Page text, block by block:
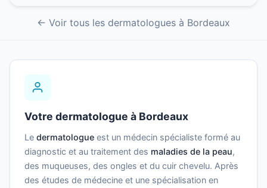
← Voir tous les dermatologues à Bordeaux
Votre dermatologue à Bordeaux
Le dermatologue est un médecin spécialiste formé au
diagnostic et au traitement des maladies de la peau,
des muqueuses, des ongles et du cuir chevelu. Après
des études de médecine et une spécialisation en